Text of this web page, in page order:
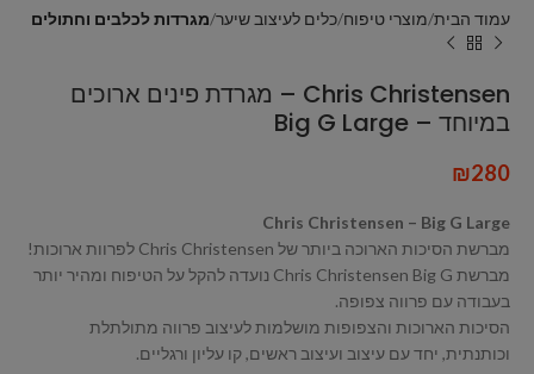
עמוד הבית מוצרי טיפוח כלים לעיצוב שיער מגרדות לכלבים וחתולים
Chris Christensen – מגרדת פינים ארוכים
במיוחד – Big G Large
₪280
Chris Christensen – Big G Large
מברשת הסיכות הארוכה ביותר של Chris Christensen לפרוות ארוכות!
מברשת Chris Christensen Big G נועדה להקל על הטיפוח ומהיר יותר
בעבודה עם פרווה צפופה.
הסיכות הארוכות והצפופות מושלמות לעיצוב פרווה מתולתלת
וכותנתית, יחד עם עיצוב ועיצוב ראשים, קו עליון ורגליים.